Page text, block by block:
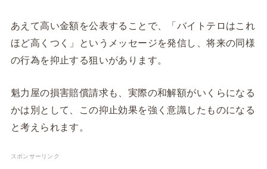
あえて高い金額を公表することで、「バイトテロはこれ
ほど高くつく」というメッセージを発信し、将来の同様
の行為を抑止する狙いがあります。
魁力屋の損害賠償請求も、実際の和解額がいくらになる
かは別として、この抑止効果を強く意識したものになる
と考えられます。
スポンサーリンク